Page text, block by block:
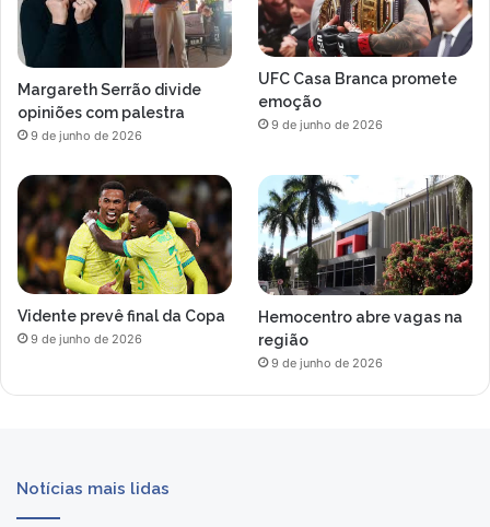
Margareth Serrão divide
opiniões com palestra
9 de junho de 2026
UFC Casa Branca promete
emoção
9 de junho de 2026
Vidente prevê final da Copa
9 de junho de 2026
Hemocentro abre vagas na
região
9 de junho de 2026
Notícias mais lidas